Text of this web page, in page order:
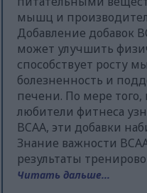
мышц и
Добавление добавок
может улучшить
способствует росту
болезненность и
печени. По мере
любители фитнеса
BCAA, эти добавки
Знание важности
результаты
Читать дальше...